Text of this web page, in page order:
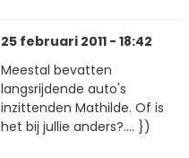
25 februari 2011 - 18:42
Meestal bevatten
langsrijdende auto's
inzittenden Mathilde. Of is
het bij jullie anders?.... })